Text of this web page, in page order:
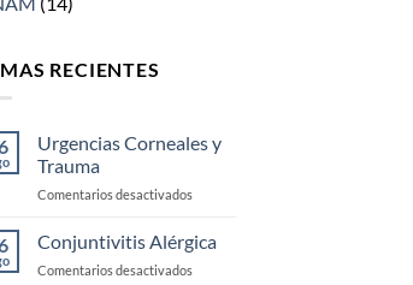
RECIENTES
Urgencias Corneales y
Trauma
Comentarios desactivadosen
Corneales
y
Trauma
Conjuntivitis Alérgica
Comentarios desactivadosen